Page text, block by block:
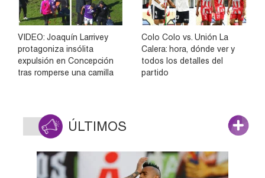
VIDEO: Joaquín Larrivey
protagoniza insólita
expulsión en Concepción
tras romperse una camilla
Colo Colo vs. Unión La
Calera: hora, dónde ver y
todos los detalles del
partido
ÚLTIMOS